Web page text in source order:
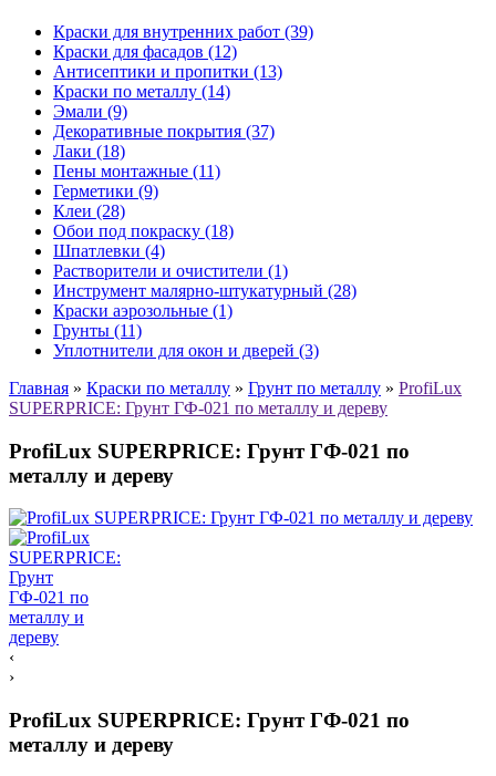
Краски для внутренних работ (39)
Краски для фасадов (12)
Антисептики и пропитки (13)
Краски по металлу (14)
Эмали (9)
Декоративные покрытия (37)
Лаки (18)
Пены монтажные (11)
Герметики (9)
Клеи (28)
Обои под покраску (18)
Шпатлевки (4)
Растворители и очистители (1)
Инструмент малярно-штукатурный (28)
Краски аэрозольные (1)
Грунты (11)
Уплотнители для окон и дверей (3)
Главная » Краски по металлу » Грунт по металлу » ProfiLux
SUPERPRICE: Грунт ГФ-021 по металлу и дереву
ProfiLux SUPERPRICE: Грунт ГФ-021 по
металлу и дереву
‹
›
ProfiLux SUPERPRICE: Грунт ГФ-021 по
металлу и дереву